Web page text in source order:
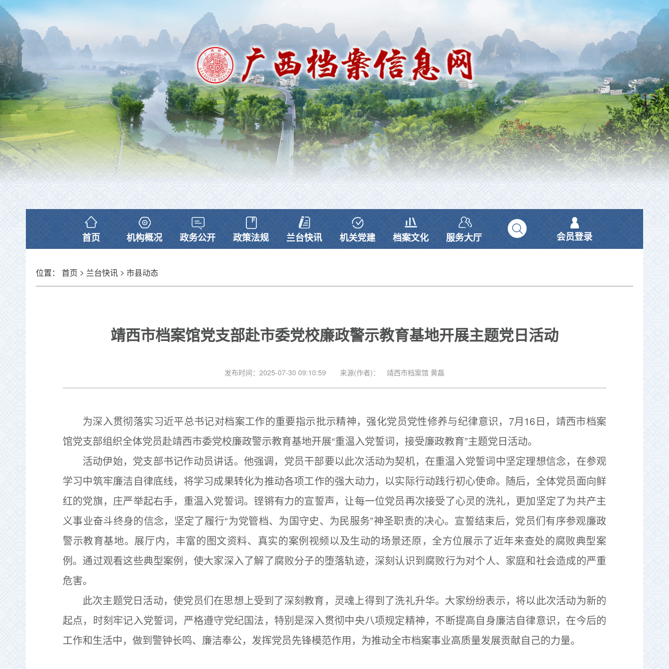
首页 机构概况 政务公开 政策法规 兰台快讯 机关党建 档案文化 服务大厅 会员登录
位置： 首页 > 兰台快讯 > 市县动态
靖西市档案馆党支部赴市委党校廉政警示教育基地开展主题党日活动
发布时间：2025-07-30 09:10:59 来源(作者)： 靖西市档案馆 黄磊
为深入贯彻落实习近平总书记对档案工作的重要指示批示精神，强化党员党性修养与纪律意识，7月16日，靖西市档案
馆党支部组织全体党员赴靖西市委党校廉政警示教育基地开展“重温入党誓词，接受廉政教育”主题党日活动。
活动伊始，党支部书记作动员讲话。他强调，党员干部要以此次活动为契机，在重温入党誓词中坚定理想信念，在参观
学习中筑牢廉洁自律底线，将学习成果转化为推动各项工作的强大动力，以实际行动践行初心使命。随后，全体党员面向鲜
红的党旗，庄严举起右手，重温入党誓词。铿锵有力的宣誓声，让每一位党员再次接受了心灵的洗礼，更加坚定了为共产主
义事业奋斗终身的信念，坚定了履行“为党管档、为国守史、为民服务”神圣职责的决心。宣誓结束后，党员们有序参观廉政
警示教育基地。展厅内，丰富的图文资料、真实的案例视频以及生动的场景还原，全方位展示了近年来查处的腐败典型案
例。通过观看这些典型案例，使大家深入了解了腐败分子的堕落轨迹，深刻认识到腐败行为对个人、家庭和社会造成的严重
危害。
此次主题党日活动，使党员们在思想上受到了深刻教育，灵魂上得到了洗礼升华。大家纷纷表示，将以此次活动为新的
起点，时刻牢记入党誓词，严格遵守党纪国法，特别是深入贯彻中央八项规定精神，不断提高自身廉洁自律意识，在今后的
工作和生活中，做到警钟长鸣、廉洁奉公，发挥党员先锋模范作用，为推动全市档案事业高质量发展贡献自己的力量。